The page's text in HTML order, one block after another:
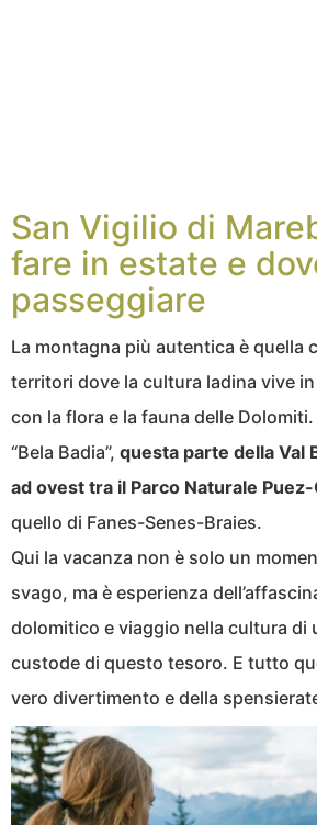
San Vigilio di
fare in estate e
passeggiare
La montagna più autentica è quella
territori dove la cultura ladina vive
con la flora e la fauna delle Dolomiti.
“Bela Badia”, questa parte della Val
ad ovest tra il Parco Naturale
quello di Fanes-Senes-Braies.
Qui la vacanza non è solo un
svago, ma è esperienza
dolomitico e viaggio nella cultura di
custode di questo tesoro. E tutto
vero divertimento e della